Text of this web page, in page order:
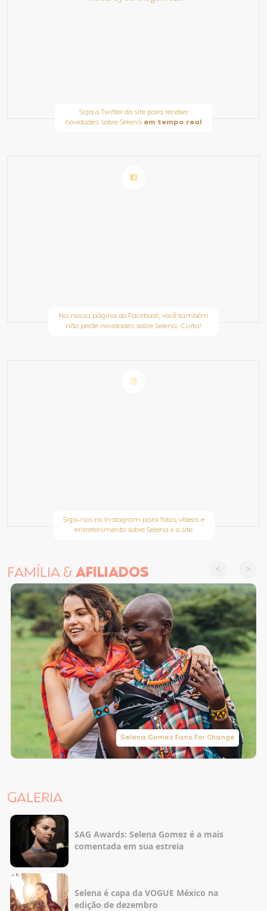
Siga o Twitter do site para receber
novidades sobre Selena em tempo real
Na nossa página do Facebook, você também
não perde novidades sobre Selena. Curta!
Siga-nos no Instagram para fotos, vídeos e
entretenimento sobre Selena e o site
FAMÍLIA &AFILIADOS
Selena Gomez Fans For Change
GALERIA
SAG Awards: Selena Gomez é a mais
comentada em sua estreia
Selena é capa da VOGUE México na
edição de dezembro